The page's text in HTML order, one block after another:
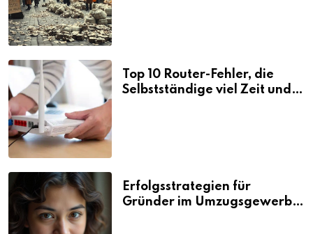
Top 10 Router-Fehler, die
Selbstständige viel Zeit und
Erfolgsstrategien für
Gründer im Umzugsgewerbe